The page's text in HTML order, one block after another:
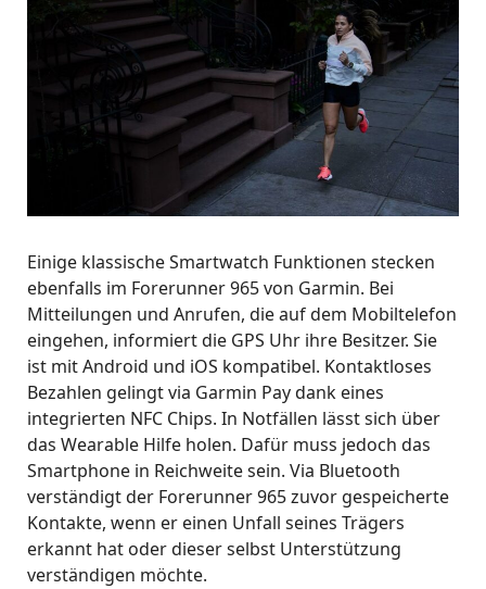
Einige klassische Smartwatch Funktionen stecken
ebenfalls im Forerunner 965 von Garmin. Bei
Mitteilungen und Anrufen, die auf dem Mobiltelefon
eingehen, informiert die GPS Uhr ihre Besitzer. Sie
ist mit Android und iOS kompatibel. Kontaktloses
Bezahlen gelingt via Garmin Pay dank eines
integrierten NFC Chips. In Notfällen lässt sich über
das Wearable Hilfe holen. Dafür muss jedoch das
Smartphone in Reichweite sein. Via Bluetooth
verständigt der Forerunner 965 zuvor gespeicherte
Kontakte, wenn er einen Unfall seines Trägers
erkannt hat oder dieser selbst Unterstützung
verständigen möchte.